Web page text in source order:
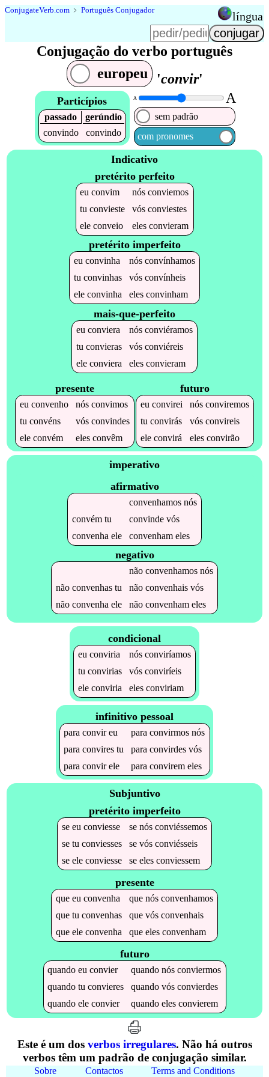
ConjugateVerb.com ﹥ Português Conjugador língua
Conjugação do verbo português
europeu
'convir'
Particípios
passado
gerúndio
convindo
convindo
A A
sem padrão
com pronomes
Indicativo
pretérito perfeito
euconvim nósconviemos
tuconvieste vósconviestes
eleconveio elesconvieram
pretérito imperfeito
eu convinha nós convínhamos
tu convinhas vós convínheis
ele convinha eles convinham
mais-que-perfeito
eu conviera nós conviéramos
tu convieras vós conviéreis
ele conviera eles convieram
presente
eu convenho nós convimos
tu convéns vós convindes
ele convém eles convêm
futuro
eu convirei nós conviremos
tu convirás vós convireis
ele convirá eles convirão
imperativo
afirmativo
convenhamosnós
convémtu convindevós
convenha ele convenhameles
negativo
não convenhamosnós
não convenhastu não convenhaisvós
não convenha ele não convenhameles
condicional
eu conviria nós conviríamos
tu convirias vós conviríeis
ele conviria eles conviriam
infinitivo pessoal
paraconvireu paraconvirmos nós
paraconvires tu paraconvirdes vós
paraconvirele paraconvirem eles
Subjuntivo
pretérito imperfeito
se eu conviesse se nós conviéssemos
se tu conviesses se vós conviésseis
se ele conviesse se eles conviessem
presente
que eu convenha que nós convenhamos
que tu convenhas que vós convenhais
que ele convenha que eles convenham
futuro
quandoeuconvier quandonósconviermos
quandotuconvieres quandovósconvierdes
quandoeleconvier quandoelesconvierem
Este é um dos verbos irregulares. Não há outros
verbos têm um padrão de conjugação similar.
Sobre Contactos Terms and Conditions